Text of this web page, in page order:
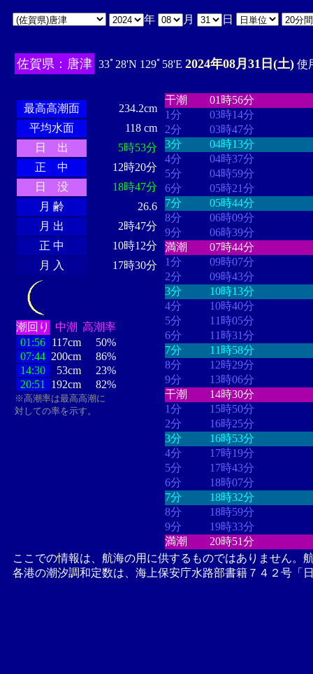
年 月 日
佐賀県：唐津 33ﾟ28'N 129ﾟ58'E 2024年08月31日(土) 使
最高高潮面
234.2cm
平均水面
118 cm
日 出
5時53分
正 中
12時20分
日 没
18時47分
月 齢
26.6
月 出
2時47分
正 中
10時12分
月 入
17時30分
潮回り 中潮 高潮率
01:56 117cm
50%
07:44 200cm
86%
14:30
53cm
23%
20:51
192cm 82%
※高潮率は最高高潮に
対しての率を示す。
干潮
01時56分
1分
03時14分
2分
03時47分
3分
04時13分
4分
04時37分
5分
04時59分
6分
05時21分
7分
05時44分
8分
06時09分
9分
06時39分
満潮
07時44分
1分
09時07分
2分
09時43分
3分
10時13分
4分
10時40分
5分
11時05分
6分
11時31分
7分
11時58分
8分
12時29分
9分
13時06分
干潮
14時30分
1分
15時50分
2分
16時25分
3分
16時53分
4分
17時19分
5分
17時43分
6分
18時07分
7分
18時32分
8分
18時59分
9分
19時33分
満潮
20時51分
ここでの情報は、航海の用に供するものではありません。
各港の潮汐調和定数は、海上保安庁水路部書籍７４２号「